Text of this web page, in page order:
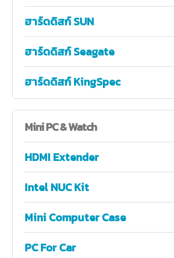
ฮาร์ดดิสก์ SUN
ฮาร์ดดิสก์ Seagate
ฮาร์ดดิสก์ KingSpec
MiniPC & Watch
HDMI Extender
Intel NUC Kit
Mini Computer Case
PC For Car